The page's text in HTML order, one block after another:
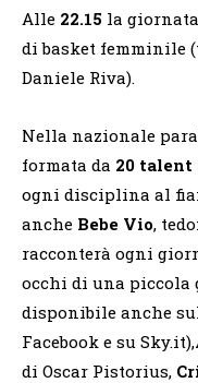
Alle 22.15 la
di basket femminile
Daniele Riva).
Nella nazionale
formata da 20 talent
ogni disciplina al
anche Bebe Vio,
racconterà ogni
occhi di una piccola
disponibile anche
Facebook e su Sky.it),
di Oscar Pistorius,